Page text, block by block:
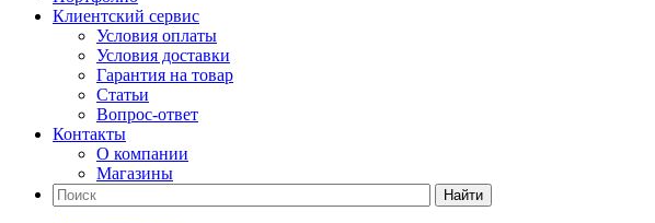
Клиентский сервис
Условия оплаты
Условия доставки
Гарантия на товар
Статьи
Вопрос-ответ
Контакты
О компании
Магазины
Найти